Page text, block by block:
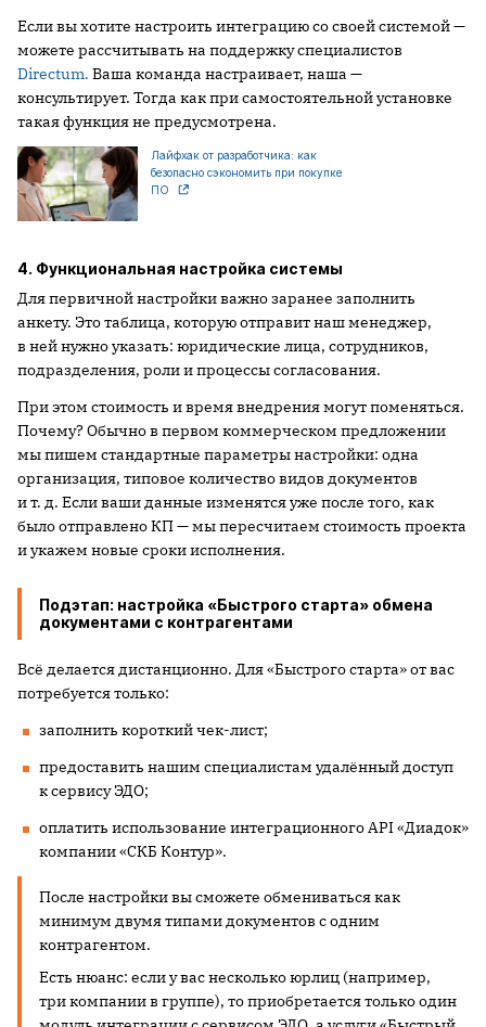
Если вы хотите настроить интеграцию со своей системой —
можете рассчитывать на поддержку специалистов
Directum. Ваша команда настраивает, наша —
консультирует. Тогда как при самостоятельной установке
такая функция не предусмотрена.
Лайфхак от разработчика: как
безопасно сэкономить при покупке
ПО
4. Функциональная настройка системы
Для первичной настройки важно заранее заполнить
анкету. Это таблица, которую отправит наш менеджер,
в ней нужно указать: юридические лица, сотрудников,
подразделения, роли и процессы согласования.
При этом стоимость и время внедрения могут поменяться.
Почему? Обычно в первом коммерческом предложении
мы пишем стандартные параметры настройки: одна
организация, типовое количество видов документов
и т. д. Если ваши данные изменятся уже после того, как
было отправлено КП — мы пересчитаем стоимость проекта
и укажем новые сроки исполнения.
Подэтап: настройка «Быстрого старта» обмена
документами с контрагентами
Всё делается дистанционно. Для «Быстрого старта» от вас
потребуется только:
заполнить короткий чек-лист;
предоставить нашим специалистам удалённый доступ
к сервису ЭДО;
оплатить использование интеграционного API «Диадок»
компании «СКБ Контур».
После настройки вы сможете обмениваться как
минимум двумя типами документов с одним
контрагентом.
Есть нюанс: если у вас несколько юрлиц (например,
три компании в группе), то приобретается только один